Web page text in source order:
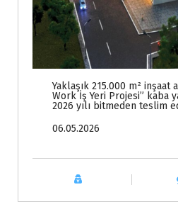
Yaklaşık 215.000 m² inşaat
Work İş Yeri Projesi” kaba
2026 yılı bitmeden teslim
06.05.2026